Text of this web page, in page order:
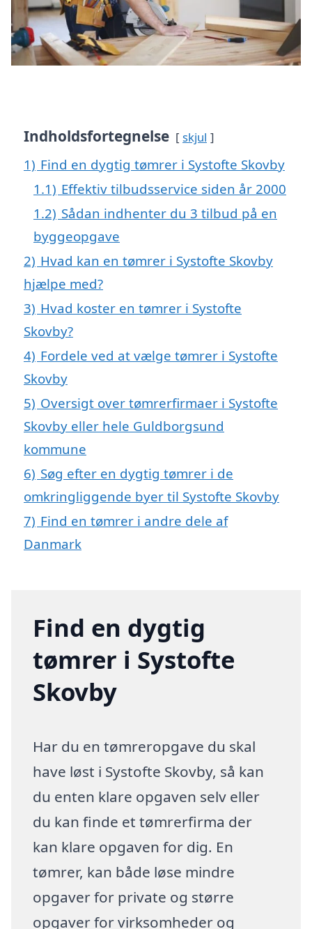
Indholdsfortegnelse skjul
1) Find en dygtig tømrer i Systofte Skovby
1.1) Effektiv tilbudsservice siden år 2000
1.2) Sådan indhenter du 3 tilbud på en
byggeopgave
2) Hvad kan en tømrer i Systofte Skovby
hjælpe med?
3) Hvad koster en tømrer i Systofte
Skovby?
4) Fordele ved at vælge tømrer i Systofte
Skovby
5) Oversigt over tømrerfirmaer i Systofte
Skovby eller hele Guldborgsund
kommune
6) Søg efter en dygtig tømrer i de
omkringliggende byer til Systofte Skovby
7) Find en tømrer i andre dele af
Danmark
Find en dygtig
tømrer i Systofte
Skovby
Har du en tømreropgave du skal
have løst i Systofte Skovby, så kan
du enten klare opgaven selv eller
du kan finde et tømrerfirma der
kan klare opgaven for dig. En
tømrer, kan både løse mindre
opgaver for private og større
opgaver for virksomheder og